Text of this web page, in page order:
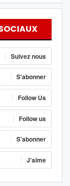
Suivez nous
S'abonner
Follow Us
Follow us
S'abonner
J'aime